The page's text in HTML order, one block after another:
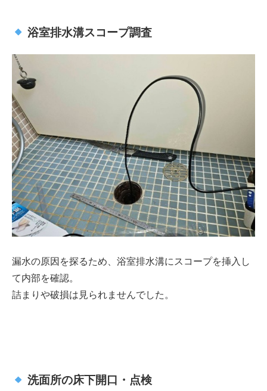
浴室排水溝スコープ調査
漏水の原因を探るため、浴室排水溝にスコープを挿入し
て内部を確認。
詰まりや破損は見られませんでした。
洗面所の床下開口・点検